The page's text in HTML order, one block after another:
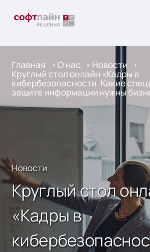
Главная О нас Новости
Круглый стол онлайн «Кадры в
кибербезопасности. Какие
защите информации нужны
Новости
Круглый стол
«Кадры в